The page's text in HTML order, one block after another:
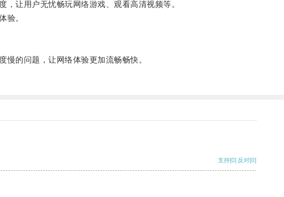
让用户无忧畅玩网络游戏、观看高清视频等。
验。
的问题，让网络体验更加流畅畅快。
支持[0] 反对[0]